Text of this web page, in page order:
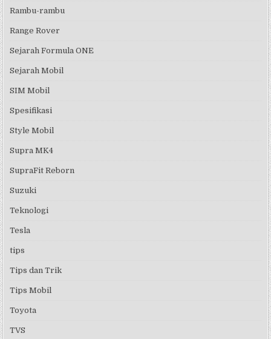
Rambu-rambu
Range Rover
Sejarah Formula ONE
Sejarah Mobil
SIM Mobil
Spesifikasi
Style Mobil
Supra MK4
SupraFit Reborn
Suzuki
Teknologi
Tesla
tips
Tips dan Trik
Tips Mobil
Toyota
TVS